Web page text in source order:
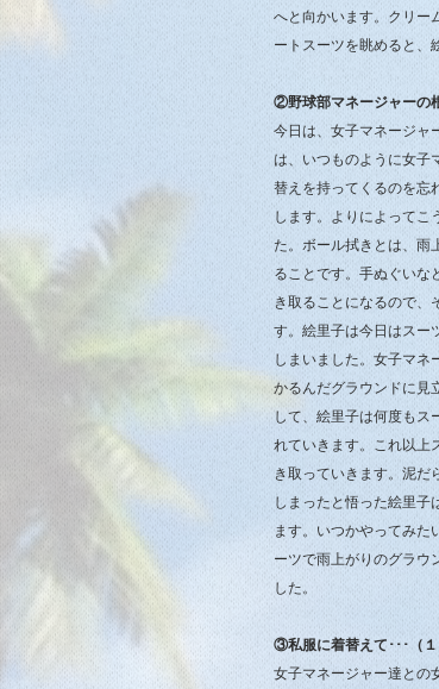
へと向かいます。クリー
ートスーツを眺めると、
②野球部マネージャーの
今日は、女子マネージャ
は、いつものように女子
替えを持ってくるのを忘
します。よりによってこ
た。ボール拭きとは、雨
ることです。手ぬぐいな
き取ることになるので、
す。絵里子は今日はスー
しまいました。女子マネ
かるんだグラウンドに見
して、絵里子は何度もス
れていきます。これ以上
き取っていきます。泥だ
しまったと悟った絵里子
ます。いつかやってみた
ーツで雨上がりのグラウ
した。
③私服に着替えて･･･（１
女子マネージャー達との